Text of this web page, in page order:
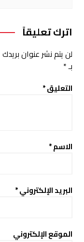
اترك تعليقاً
لن يتم نشر عنوان بريدك
بـ*
التعليق*
الاسم*
البريد الإلكتروني*
الموقع الإلكتروني